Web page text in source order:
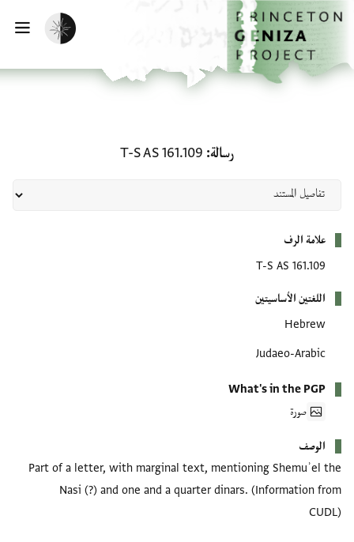
إلى المحتوى الرئيسي
الرئيسية
تفعيل الوضع المظلم
رسالة T-S AS 161.109
علامة الرف
T-S AS 161.109
اللغتين الأساسيتين
Hebrew
Judaeo-Arabic
What's in the PGP
صورة
الوصف
Part of a letter, with marginal text, mentioning Shemuʾel the
Nasi (?) and one and a quarter dinars. (Information from
CUDL)